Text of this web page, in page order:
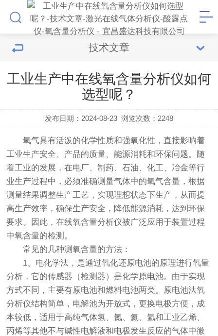
技术文章
工业生产中在线氧含量分析仪如何
选型呢？
发布日期：2024-08-23 浏览次数： 2248
氧气具有活泼的化学性质和强氧化性，直接影响着
工业生产安全、产品的质量、能源消耗和环保问题。随
着工业的发展，在电厂、制药、石油、化工、冶金等行
业生产过程中，必须准确测量气体中的氧气含量，根据
测量结果调整生产工艺，实现理想状态下生产，从而提
高生产效率，确保生产安全，降低能源消耗，达到环保
要求。因此，在线氧含量分析仪被广泛应用于装置过程
中氧含量的检测。
常见的几种测氧含量的方法：
1、电化学法，是通过氧化还原电池的原理进行氧量
分析，它的传感器（检测器）是化学原电池。由于实现
方式不同，主要有原电池和燃料电池两类。原电池法氧
分析仪结构简单，电解池为开放式，更换电极方便，成
本较低，适用于高纯气体氢、氮、氦、氩和工业乙烯、
丙烯等其他不与碱性电解液和电极发生反应的气体中微